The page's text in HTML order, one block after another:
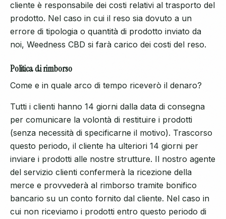
cliente è responsabile dei costi relativi al trasporto del
prodotto. Nel caso in cui il reso sia dovuto a un
errore di tipologia o quantità di prodotto inviato da
noi, Weedness CBD si farà carico dei costi del reso.
Politica di rimborso
Come e in quale arco di tempo riceverò il denaro?
Tutti i clienti hanno 14 giorni dalla data di consegna
per comunicare la volontà di restituire i prodotti
(senza necessità di specificarne il motivo). Trascorso
questo periodo, il cliente ha ulteriori 14 giorni per
inviare i prodotti alle nostre strutture. Il nostro agente
del servizio clienti confermerà la ricezione della
merce e provvederà al rimborso tramite bonifico
bancario su un conto fornito dal cliente. Nel caso in
cui non riceviamo i prodotti entro questo periodo di